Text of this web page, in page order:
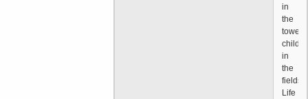
in
the
tower,
in
the
fields
Life